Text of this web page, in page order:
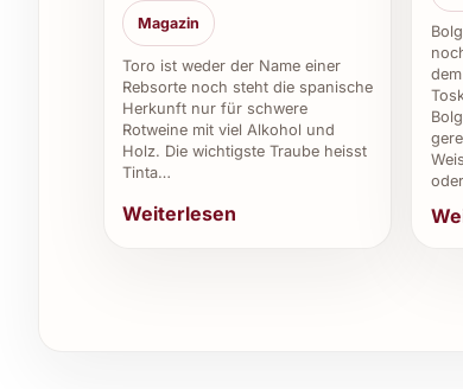
nach dem Jahrgang – so bleiben
6. Eignet sich dieser Wein auch als
Absolut. Seine elegante Flaschenform
und begehrten Geschenk für
Magazin
Toro ist weder der Name einer
Rebsorte noch steht die spanische
Herkunft nur für schwere
Rotweine mit viel Alkohol und
Holz. Die wichtigste Traube heisst
Tinta…
Weiterlesen